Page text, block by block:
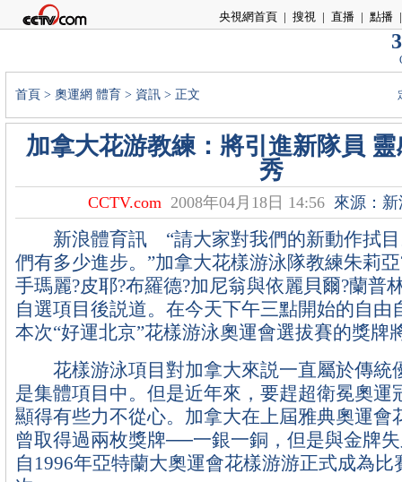
央視網首頁 | 搜視 | 直播 | 點播 |
首頁 > 奧運網 體育 > 資訊 > 正文
加拿大花游教練：將引進新隊員
秀
CCTV.com 2008年04月18日 14:56來源：
新浪體育訊 “請大家對我們的新動作拭目
們有多少進步。”加拿大花樣游泳隊教練朱莉
手瑪麗?皮耶?布羅德?加尼翁與依麗貝爾?蘭普
自選項目後説道。在今天下午三點開始的自由
本次“好運北京”花樣游泳奧運會選拔賽的獎牌
花樣游泳項目對加拿大來説一直屬於傳統
是集體項目中。但是近年來，要趕超衛冕奧運
顯得有些力不從心。加拿大在上屆雅典奧運會
曾取得過兩枚獎牌──一銀一銅，但是與金牌
自1996年亞特蘭大奧運會花樣游游正式成為比